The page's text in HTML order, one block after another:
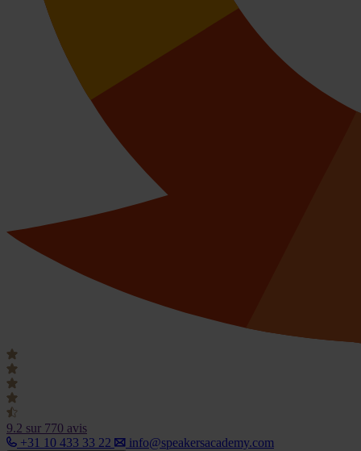
9.2 sur 770 avis
+31 10 433 33 22
info@speakersacademy.com